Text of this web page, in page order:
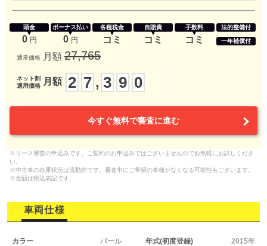
頭金
0 円
ボーナス払い
0 円
各種税金
コミ
自賠責
コミ
手数料
コミ
法的整備付
一年補償付
通常価格 月額 27,765
ネット割
適用価格
月額 2 7 , 3 9 0
今すぐ無料で審査に進む
※リース審査の申込みです。ご契約のお申込みではございませんのでお気軽にお試しくださ
い。
※中古車の在庫状況は流動的です。審査中にご希望の車種がなくなる可能性もございます。
※金額は税込表記です。
車両仕様
カラー パール 年式(初度登録) 2015年